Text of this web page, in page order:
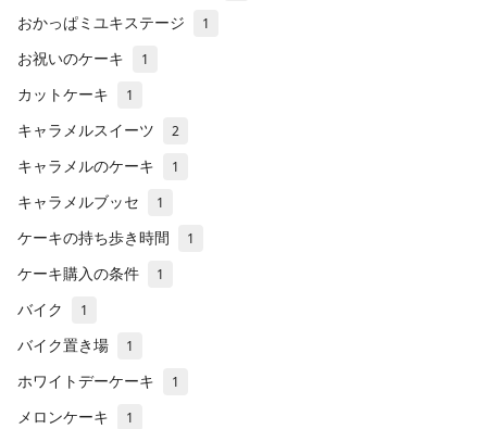
おかっぱミユキステージ 1
お祝いのケーキ 1
カットケーキ 1
キャラメルスイーツ 2
キャラメルのケーキ 1
キャラメルブッセ 1
ケーキの持ち歩き時間 1
ケーキ購入の条件 1
バイク 1
バイク置き場 1
ホワイトデーケーキ 1
メロンケーキ 1